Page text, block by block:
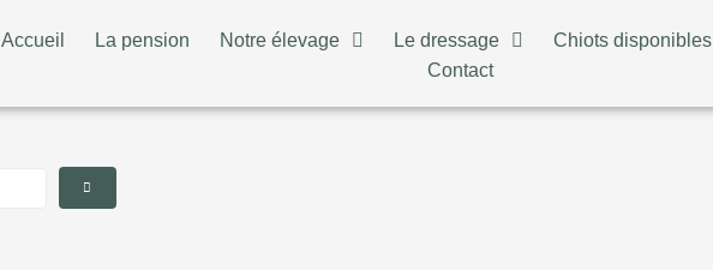
Accueil La pension Notre élevage Le dressage Chiots disponibles
Contact